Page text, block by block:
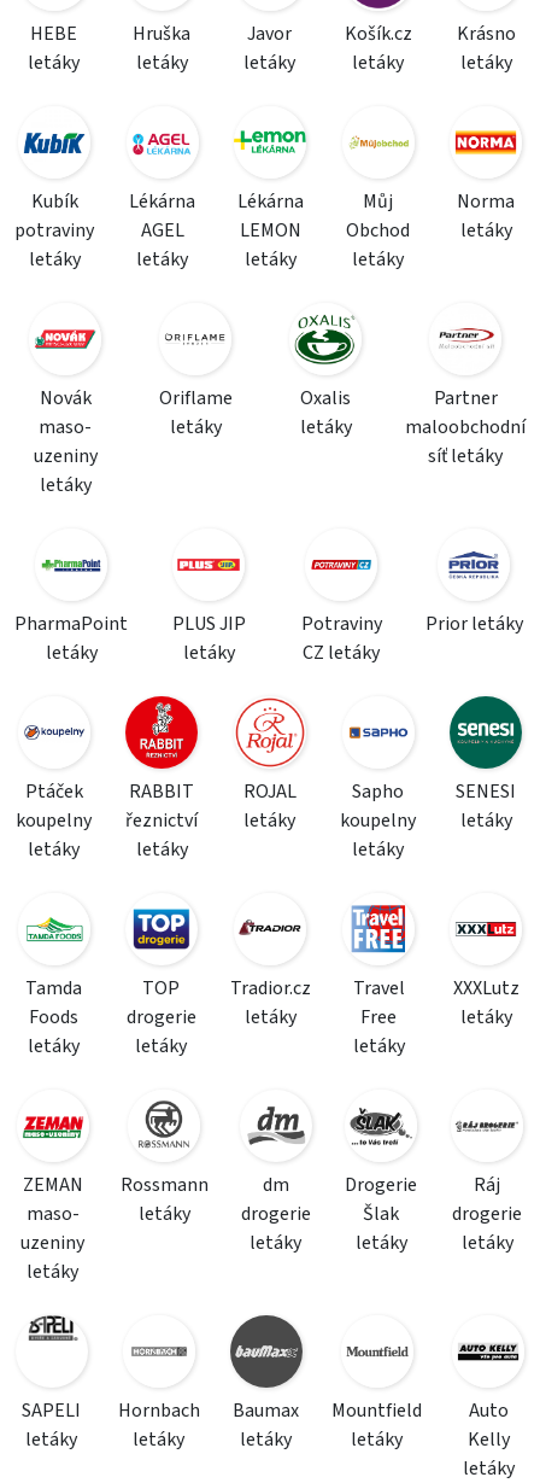
HEBE
letáky
Hruška
letáky
Javor
letáky
Košík.cz
letáky
Krásno
letáky
Kubík
potraviny
letáky
Lékárna
AGEL
letáky
Lékárna
LEMON
letáky
Můj
Obchod
letáky
Norma
letáky
Novák
maso-
uzeniny
letáky
Oriflame
letáky
Oxalis
letáky
Partner
maloobchodní
síť letáky
PharmaPoint
letáky
PLUS JIP
letáky
Potraviny
CZ letáky
Prior letáky
Ptáček
koupelny
letáky
RABBIT
řeznictví
letáky
ROJAL
letáky
Sapho
koupelny
letáky
SENESI
letáky
Tamda
Foods
letáky
TOP
drogerie
letáky
Tradior.cz
letáky
Travel
Free
letáky
XXXLutz
letáky
ZEMAN
maso-
uzeniny
letáky
Rossmann
letáky
dm
drogerie
letáky
Drogerie
Šlak
letáky
Ráj
drogerie
letáky
SAPELI
letáky
Hornbach
letáky
Baumax
letáky
Mountfield
letáky
Auto
Kelly
letáky